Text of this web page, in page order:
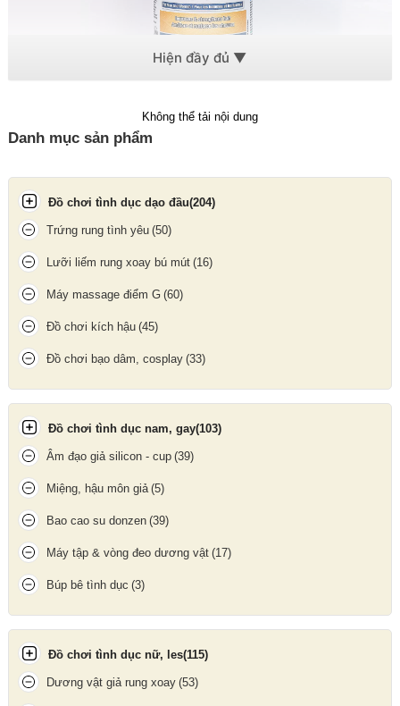
Organika Hair Plus giúp cải thiện, nuôi dưỡng và tăng cường độ
chắc khỏe cho tóc từ bên trong, thích hợp cho cả nam và nữ.
Đối tượng sử dụng
Nam và nữ từ 18 tuổi trở lên
Người có tóc thưa, rụng tóc nhiều, tóc yếu
Người sau sinh, sau hóa trị hoặc gặp tình trạng rụng tóc do
stress
Hướng dẫn sử dụng
Liều dùng:
tế
Quy cách:
Không thể tải nội dung
Danh mục sản phẩm
Đồ chơi tình dục dạo đầu(204)
Trứng rung tình yêu (50)
Lưỡi liếm rung xoay bú mút (16)
Máy massage điểm G (60)
Đồ chơi kích hậu (45)
Đồ chơi bạo dâm, cosplay (33)
Đồ chơi tình dục nam, gay(103)
Âm đạo giả silicon - cup (39)
Miệng, hậu môn giả (5)
Bao cao su donzen (39)
Máy tập & vòng đeo dương vật (17)
Búp bê tình dục (3)
Đồ chơi tình dục nữ, les(115)
Dương vật giả rung xoay (53)